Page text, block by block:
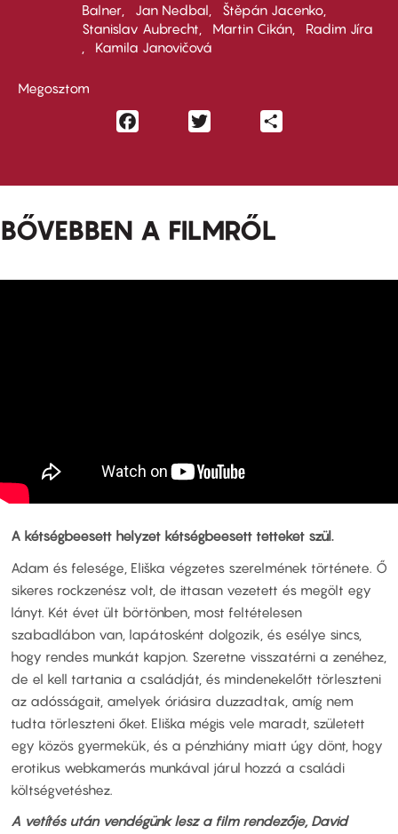
Balner
Jan Nedbal
Štěpán Jacenko
Stanislav Aubrecht
Martin Cikán
Radim Jíra
Kamila Janovičová
Megosztom
Facebook
BŐVEBBEN A FILMRŐL
A kétségbeesett helyzet kétségbeesett tetteket szül.
Adam és felesége, Eliška végzetes szerelmének története. Ő
sikeres rockzenész volt, de ittasan vezetett és megölt egy
lányt. Két évet ült börtönben, most feltételesen
szabadlábon van, lapátosként dolgozik, és esélye sincs,
hogy rendes munkát kapjon. Szeretne visszatérni a zenéhez,
de el kell tartania a családját, és mindenekelőtt törleszteni
az adósságait, amelyek óriásira duzzadtak, amíg nem
tudta törleszteni őket. Eliška mégis vele maradt, született
egy közös gyermekük, és a pénzhiány miatt úgy dönt, hogy
erotikus webkamerás munkával járul hozzá a családi
költségvetéshez.
A vetítés után vendégünk lesz a film rendezője, David